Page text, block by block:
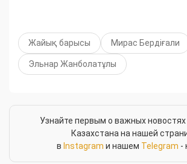
Жайық барысы Мирас Бердіғали
Эльнар Жанболатұлы
Узнайте первым о важных
Казахстана на нашей
в Instagram и нашем Telegram -